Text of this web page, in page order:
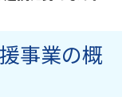
事業の概